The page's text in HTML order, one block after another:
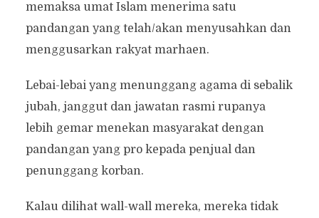
memaksa umat Islam menerima satu
pandangan yang telah/akan menyusahkan dan
menggusarkan rakyat marhaen.
Lebai-lebai yang menunggang agama di sebalik
jubah, janggut dan jawatan rasmi rupanya
lebih gemar menekan masyarakat dengan
pandangan yang pro kepada penjual dan
penunggang korban.
Kalau dilihat wall-wall mereka, mereka tidak